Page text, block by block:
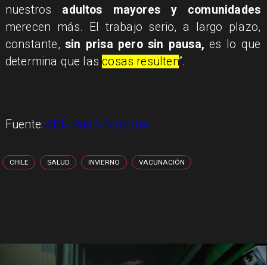
nuestros adultos mayores y comunidades
merecen más. El trabajo serio, a largo plazo,
constante,sin prisa pero sin pausa, es lo que
determina que lascosas resulten”.
Fuente:ADN Radio Nacional
CHILE SALUD INVIERNO VACUNACIÓN